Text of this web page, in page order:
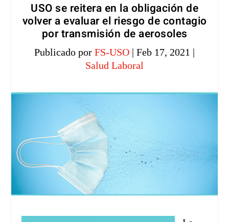
USO se reitera en la obligación de
volver a evaluar el riesgo de contagio
por transmisión de aerosoles
Publicado por FS-USO | Feb 17, 2021 |
Salud Laboral